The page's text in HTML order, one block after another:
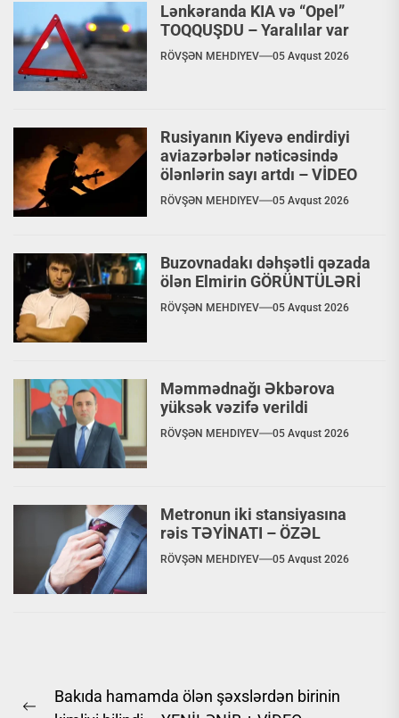
Lənkəranda KIA və “Opel”
TOQQUŞDU – Yaralılar var
RÖVŞƏN MEHDIYEV 05 Avqust 2026
Rusiyanın Kiyevə endirdiyi
aviazərbələr nəticəsində
ölənlərin sayı artdı – VİDEO
RÖVŞƏN MEHDIYEV 05 Avqust 2026
Buzovnadakı dəhşətli qəzada
ölən Elmirin GÖRÜNTÜLƏRİ
RÖVŞƏN MEHDIYEV 05 Avqust 2026
Məmmədnağı Əkbərova
yüksək vəzifə verildi
RÖVŞƏN MEHDIYEV 05 Avqust 2026
Metronun iki stansiyasına
rəis TƏYİNATI – ÖZƏL
RÖVŞƏN MEHDIYEV 05 Avqust 2026
naviqasiyası
Bakıda hamamda ölən şəxslərdən birinin